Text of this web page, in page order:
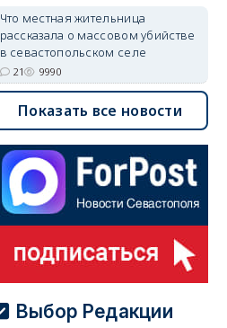
Что местная жительница
рассказала о массовом убийстве
в севастопольском селе
21 9990
Показать все новости
Выбор Редакции